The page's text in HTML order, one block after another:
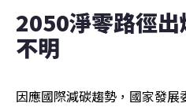
2050淨零路徑出
不明
因應國際減碳趨勢，國家發